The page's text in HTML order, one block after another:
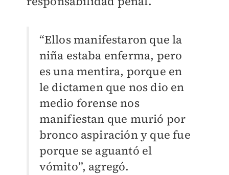
“Ellos manifestaron que la
niña estaba enferma, pero
es una mentira, porque en
le dictamen que nos dio en
medio forense nos
manifiestan que murió por
bronco aspiración y que fue
porque se aguantó el
vómito”, agregó.